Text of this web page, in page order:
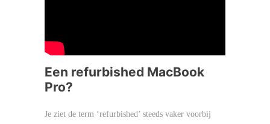
Een refurbished MacBook
Pro?
Je ziet de term ‘refurbished’ steeds vaker voorbij